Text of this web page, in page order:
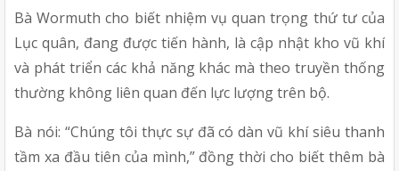
Bà Wormuth cho biết nhiệm vụ quan trọng thứ tư của
Lục quân, đang được tiến hành, là cập nhật kho vũ khí
và phát triển các khả năng khác mà theo truyền thống
thường không liên quan đến lực lượng trên bộ.
Bà nói: “Chúng tôi thực sự đã có dàn vũ khí siêu thanh
tầm xa đầu tiên của mình,” đồng thời cho biết thêm bà